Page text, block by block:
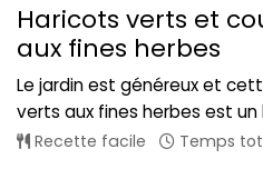
Haricots verts et
aux fines herbes
Le jardin est généreux et
verts aux fines herbes est
Recette facile Temps